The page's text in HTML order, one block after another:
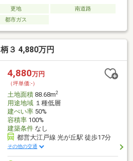
更地
南道路
都市ガス
３ 4,880万円
4,880万円
（坪単価:-）
土地面積88.68m2
用途地域１種低層
建ぺい率50%
容積率100%
建築条件なし
都営大江戸線 光が丘駅 徒歩17分
その他の交通